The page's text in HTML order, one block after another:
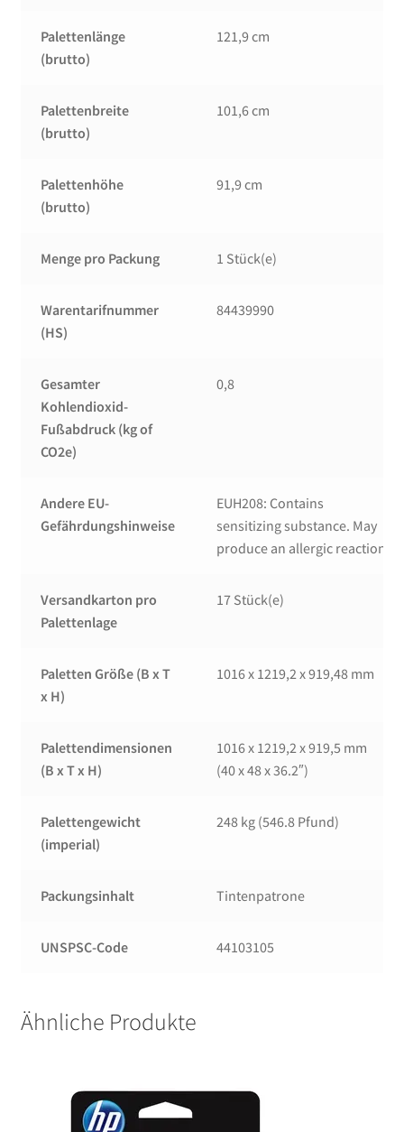
Palettenlänge
(brutto)
121,9 cm
Palettenbreite
(brutto)
101,6 cm
Palettenhöhe
(brutto)
91,9 cm
Menge pro Packung 1 Stück(e)
Warentarifnummer
(HS)
84439990
Gesamter
Kohlendioxid-
Fußabdruck (kg of
CO2e)
0,8
Andere EU-
Gefährdungshinweise
EUH208: Contains
sensitizing substance. May
produce an allergic reaction
Versandkarton pro
Palettenlage
17 Stück(e)
Paletten Größe (B x T
x H)
1016 x 1219,2 x 919,48 mm
Palettendimensionen
(B x T x H)
1016 x 1219,2 x 919,5 mm
(40 x 48 x 36.2″)
Palettengewicht
(imperial)
248 kg (546.8 Pfund)
Packungsinhalt Tintenpatrone
UNSPSC-Code 44103105
Ähnliche Produkte